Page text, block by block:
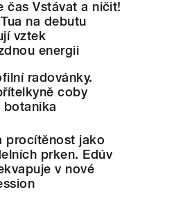
čas Vstávat a ničit!
na debutu
vztek
energii
radovánky.
coby
botanika
procítěnost jako
prken. Edúv
v nové